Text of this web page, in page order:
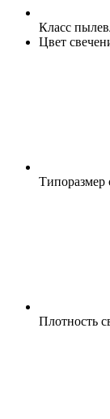
Класс
Цвет
Типоразмер
Плотность